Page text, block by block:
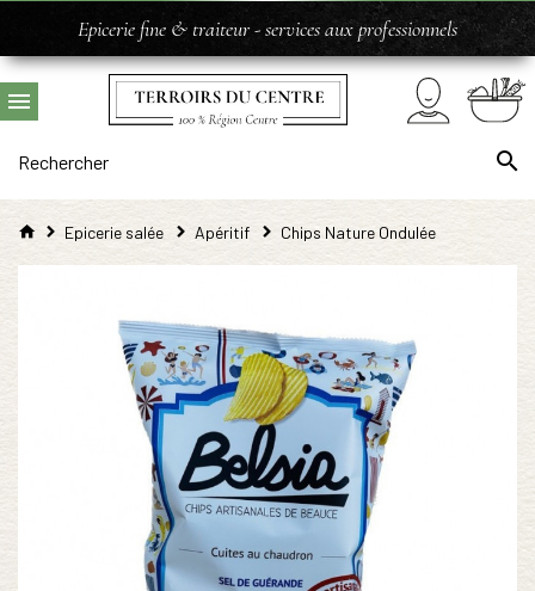
Epicerie fine & traiteur - services aux professionnels
Epicerie salée Apéritif Chips Nature Ondulée